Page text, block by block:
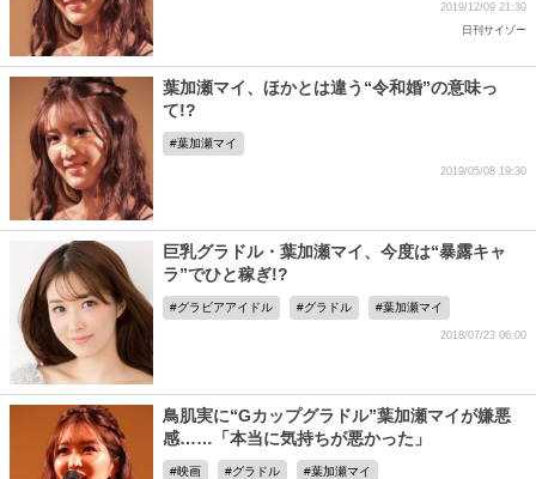
2019/12/09 21:30
日刊サイゾー
葉加瀬マイ、ほかとは違う“令和婚”の意味っ
て!?
葉加瀬マイ
2019/05/08 19:30
巨乳グラドル・葉加瀬マイ、今度は“暴露キャ
ラ”でひと稼ぎ!?
グラビアアイドル グラドル 葉加瀬マイ
2018/07/23 06:00
鳥肌実に“Gカップグラドル”葉加瀬マイが嫌悪
感……「本当に気持ちが悪かった」
映画 グラドル 葉加瀬マイ